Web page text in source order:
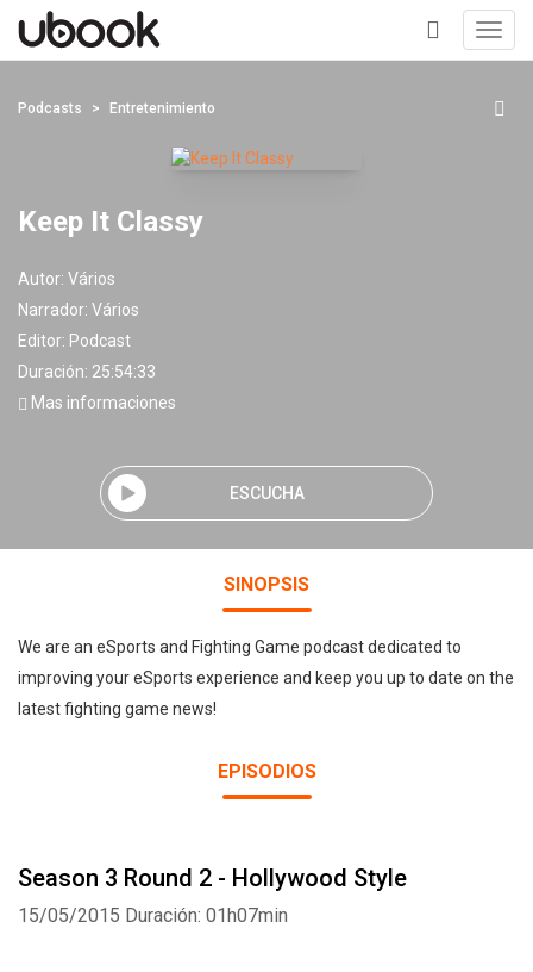
+
Podcasts Entretenimiento
Keep It Classy
Autor: Vários
Narrador: Vários
Editor: Podcast
Duración: 25:54:33
Mas informaciones
ESCUCHA
SINOPSIS
We are an eSports and Fighting Game podcast dedicated to
improving your eSports experience and keep you up to date on the
latest fighting game news!
EPISODIOS
Season 3 Round 2 - Hollywood Style
15/05/2015 Duración: 01h07min